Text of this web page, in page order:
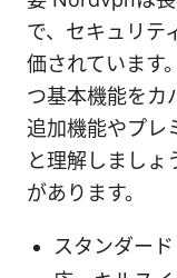
で、セキュリテ
価されています
つ基本機能をカ
追加機能やプレ
と理解しましょ
があります。
スタンダー